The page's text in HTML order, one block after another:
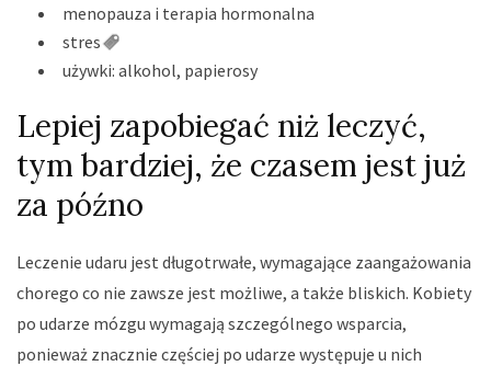
menopauza i terapia hormonalna
stres
używki: alkohol, papierosy
Lepiej zapobiegać niż leczyć,
tym bardziej, że czasem jest już
za późno
Leczenie udaru jest długotrwałe, wymagające zaangażowania
chorego co nie zawsze jest możliwe, a także bliskich. Kobiety
po udarze mózgu wymagają szczególnego wsparcia,
ponieważ znacznie częściej po udarze występuje u nich